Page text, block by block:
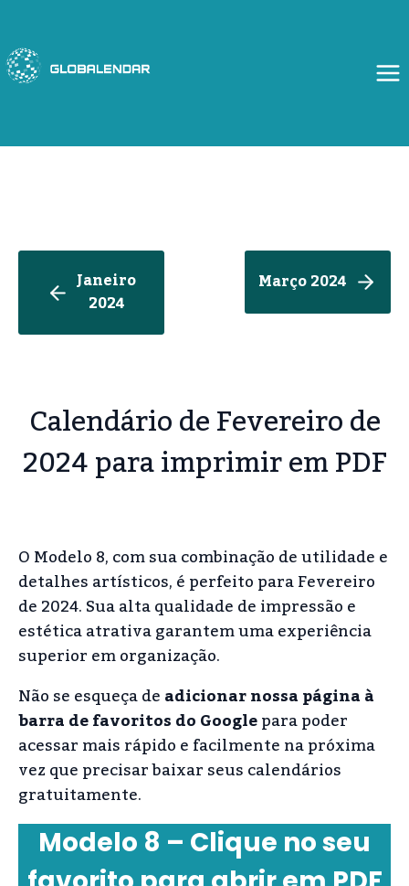
content
Janeiro
2024
Março 2024
Calendário de Fevereiro de
2024 para imprimir em PDF
O Modelo 8, com sua combinação de utilidade e
detalhes artísticos, é perfeito para Fevereiro
de 2024. Sua alta qualidade de impressão e
estética atrativa garantem uma experiência
superior em organização.
Não se esqueça deadicionar nossa página à
barra de favoritos do Googlepara poder
acessar mais rápido e facilmente na próxima
vez que precisar baixar seus calendários
gratuitamente.
Modelo 8 – Clique no seu